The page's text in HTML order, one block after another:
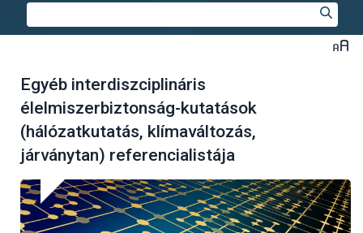
Egyéb interdiszciplináris
élelmiszerbiztonság-kutatások
(hálózatkutatás, klímaváltozás,
járványtan) referencialistája